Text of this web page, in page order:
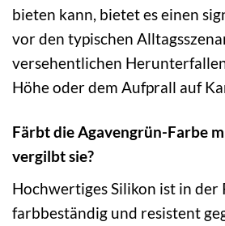
bieten kann, bietet es einen
vor den typischen
versehentlichen
Höhe oder dem Aufprall auf
Färbt die Agavengrün-Farbe
vergilbt sie?
Hochwertiges Silikon ist in der
farbbeständig und resistent